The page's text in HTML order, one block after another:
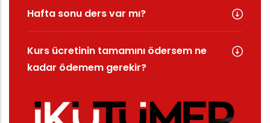
Hafta sonu ders var mı?
Kurs ücretinin tamamını ödersem ne
kadar ödemem gerekir?